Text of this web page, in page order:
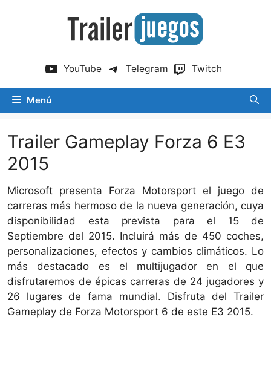
YouTube Telegram Twitch
Menú
Trailer Gameplay Forza 6 E3
2015
Microsoft presenta Forza Motorsport el juego de
carreras más hermoso de la nueva generación, cuya
disponibilidad esta prevista para el 15 de
Septiembre del 2015. Incluirá más de 450 coches,
personalizaciones, efectos y cambios climáticos. Lo
más destacado es el multijugador en el que
disfrutaremos de épicas carreras de 24 jugadores y
26 lugares de fama mundial. Disfruta del Trailer
Gameplay de Forza Motorsport 6 de este E3 2015.